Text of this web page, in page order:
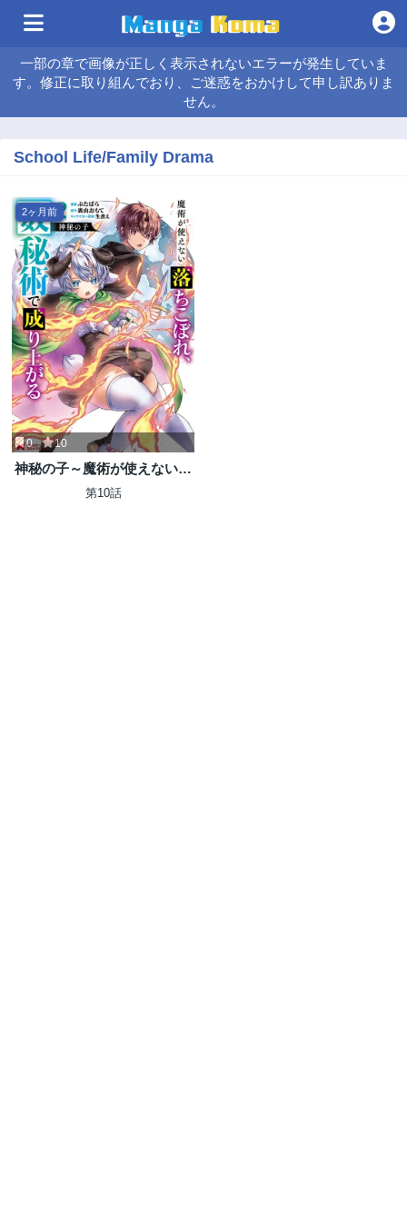
一部の章で画像が正しく表示されないエラーが発生していま
す。修正に取り組んでおり、ご迷惑をおかけして申し訳ありま
せん。
School Life/Family Drama
2ヶ月前
0 10
神秘の子～魔術が使えない落
ちこぼれ、数秘術で成り上が
第10話